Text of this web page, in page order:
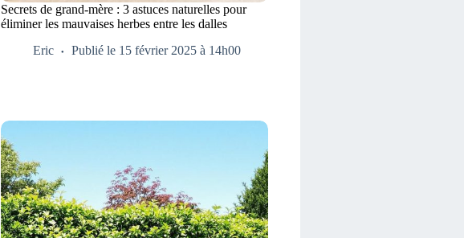
Secrets de grand-mère : 3 astuces naturelles pour
éliminer les mauvaises herbes entre les dalles
Eric
Publié le 15 février 2025 à 14h00